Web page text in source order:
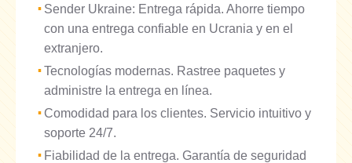
Sender Ukraine: Entrega rápida. Ahorre tiempo
con una entrega confiable en Ucrania y en el
extranjero.
Tecnologías modernas. Rastree paquetes y
administre la entrega en línea.
Comodidad para los clientes. Servicio intuitivo y
soporte 24/7.
Fiabilidad de la entrega. Garantía de seguridad